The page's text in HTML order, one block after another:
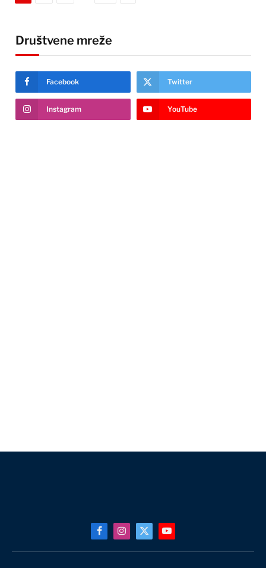
Društvene mreže
Facebook Twitter
Instagram YouTube
FacebookInstagram
X
(Twitter)
YouTube